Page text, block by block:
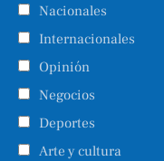
Nacionales
Internacionales
Opinión
Negocios
Deportes
Arte y cultura